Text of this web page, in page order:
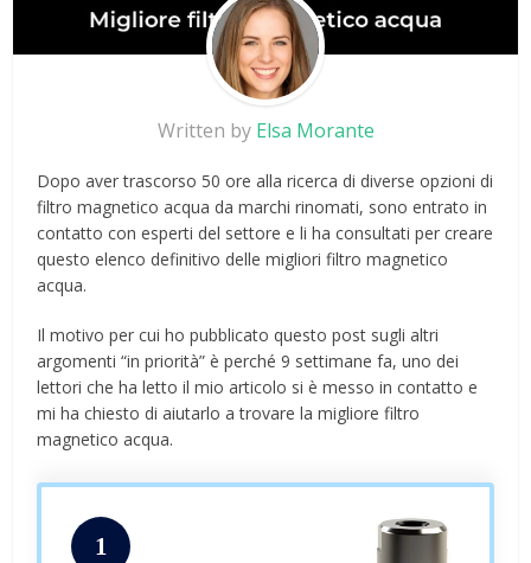
Written by Elsa Morante
Dopo aver trascorso 50 ore alla ricerca di diverse opzioni di
filtro magnetico acqua da marchi rinomati, sono entrato in
contatto con esperti del settore e li ha consultati per creare
questo elenco definitivo delle migliori filtro magnetico
acqua.
Il motivo per cui ho pubblicato questo post sugli altri
argomenti “in priorità” è perché 9 settimane fa, uno dei
lettori che ha letto il mio articolo si è messo in contatto e
mi ha chiesto di aiutarlo a trovare la migliore filtro
magnetico acqua.
1